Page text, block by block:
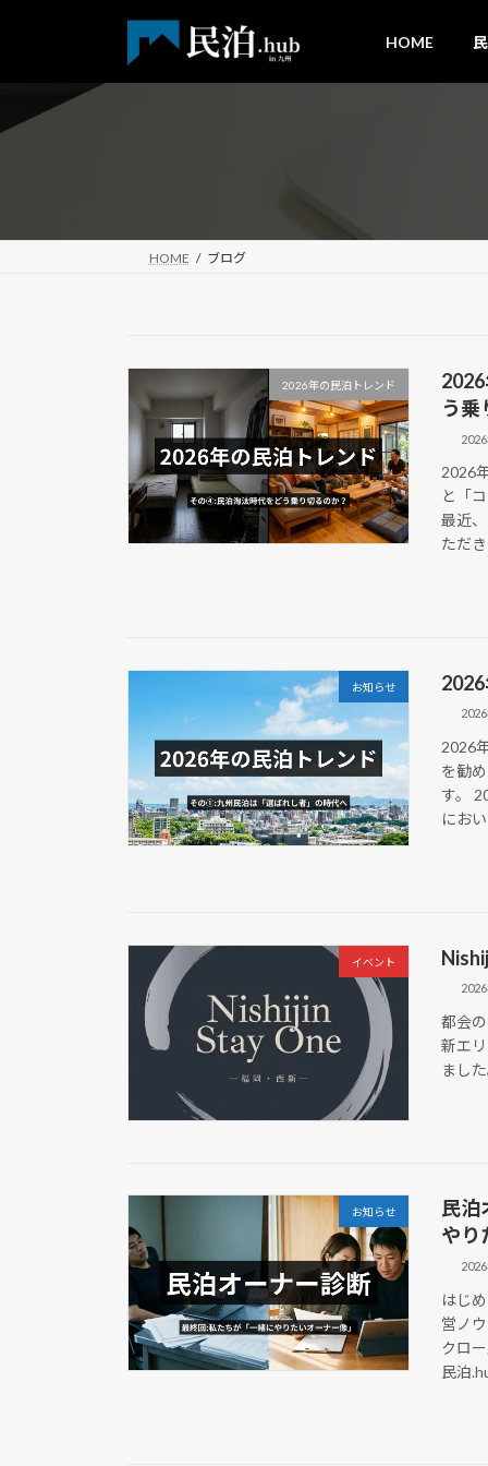
HOME
HOME ブログ
2026年の民泊トレンド
う乗
2026
と「
最近
ただ
お知らせ
2026
を勧
す。
にお
イベント
都会
新エ
まし
お知らせ
民泊
やり
はじ
営ノ
クロ
民泊